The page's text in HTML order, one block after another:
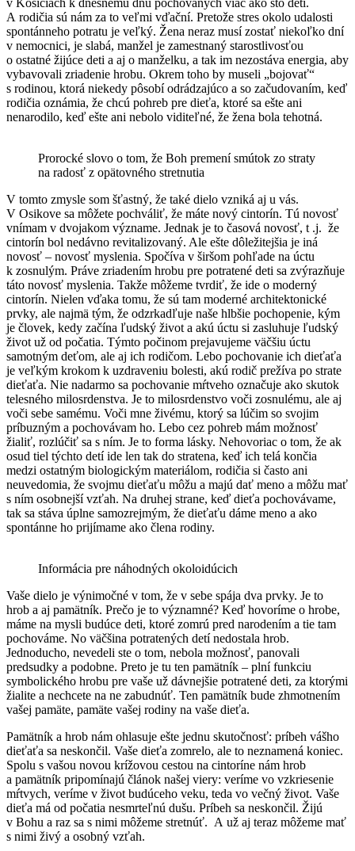
v Košiciach k dnešnému dňu pochovaných viac ako sto detí.
A rodičia sú nám za to veľmi vďační. Pretože stres okolo udalosti
spontánneho potratu je veľký. Žena neraz musí zostať niekoľko dní
v nemocnici, je slabá, manžel je zamestnaný starostlivosťou
o ostatné žijúce deti a aj o manželku, a tak im nezostáva energia, aby
vybavovali zriadenie hrobu. Okrem toho by museli „bojovať“
s rodinou, ktorá niekedy pôsobí odrádzajúco a so začudovaním, keď
rodičia oznámia, že chcú pohreb pre dieťa, ktoré sa ešte ani
nenarodilo, keď ešte ani nebolo viditeľné, že žena bola tehotná.
Prorocké slovo o tom, že Boh premení smútok zo straty
na radosť z opätovného stretnutia
V tomto zmysle som šťastný, že také dielo vzniká aj u vás.
V Osikove sa môžete pochváliť, že máte nový cintorín. Tú novosť
vnímam v dvojakom význame. Jednak je to časová novosť, t .j. že
cintorín bol nedávno revitalizovaný. Ale ešte dôležitejšia je iná
novosť – novosť myslenia. Spočíva v širšom pohľade na úctu
k zosnulým. Práve zriadením hrobu pre potratené deti sa zvýrazňuje
táto novosť myslenia. Takže môžeme tvrdiť, že ide o moderný
cintorín. Nielen vďaka tomu, že sú tam moderné architektonické
prvky, ale najmä tým, že odzrkadľuje naše hlbšie pochopenie, kým
je človek, kedy začína ľudský život a akú úctu si zasluhuje ľudský
život už od počatia. Týmto počinom prejavujeme väčšiu úctu
samotným deťom, ale aj ich rodičom. Lebo pochovanie ich dieťaťa
je veľkým krokom k uzdraveniu bolesti, akú rodič prežíva po strate
dieťaťa. Nie nadarmo sa pochovanie mŕtveho označuje ako skutok
telesného milosrdenstva. Je to milosrdenstvo voči zosnulému, ale aj
voči sebe samému. Voči mne živému, ktorý sa lúčim so svojim
príbuzným a pochovávam ho. Lebo cez pohreb mám možnosť
žialiť, rozlúčiť sa s ním. Je to forma lásky. Nehovoriac o tom, že ak
osud tiel týchto detí ide len tak do stratena, keď ich telá končia
medzi ostatným biologickým materiálom, rodičia si často ani
neuvedomia, že svojmu dieťaťu môžu a majú dať meno a môžu mať
s ním osobnejší vzťah. Na druhej strane, keď dieťa pochovávame,
tak sa stáva úplne samozrejmým, že dieťaťu dáme meno a ako
spontánne ho prijímame ako člena rodiny.
Informácia pre náhodných okoloidúcich
Vaše dielo je výnimočné v tom, že v sebe spája dva prvky. Je to
hrob a aj pamätník. Prečo je to významné? Keď hovoríme o hrobe,
máme na mysli budúce deti, ktoré zomrú pred narodením a tie tam
pochováme. No väčšina potratených detí nedostala hrob.
Jednoducho, nevedeli ste o tom, nebola možnosť, panovali
predsudky a podobne. Preto je tu ten pamätník – plní funkciu
symbolického hrobu pre vaše už dávnejšie potratené deti, za ktorými
žialite a nechcete na ne zabudnúť. Ten pamätník bude zhmotnením
vašej pamäte, pamäte vašej rodiny na vaše dieťa.
Pamätník a hrob nám ohlasuje ešte jednu skutočnosť: príbeh vášho
dieťaťa sa neskončil. Vaše dieťa zomrelo, ale to neznamená koniec.
Spolu s vašou novou krížovou cestou na cintoríne nám hrob
a pamätník pripomínajú článok našej viery: veríme vo vzkriesenie
mŕtvych, veríme v život budúceho veku, teda vo večný život. Vaše
dieťa má od počatia nesmrteľnú dušu. Príbeh sa neskončil. Žijú
v Bohu a raz sa s nimi môžeme stretnúť. A už aj teraz môžeme mať
s nimi živý a osobný vzťah.